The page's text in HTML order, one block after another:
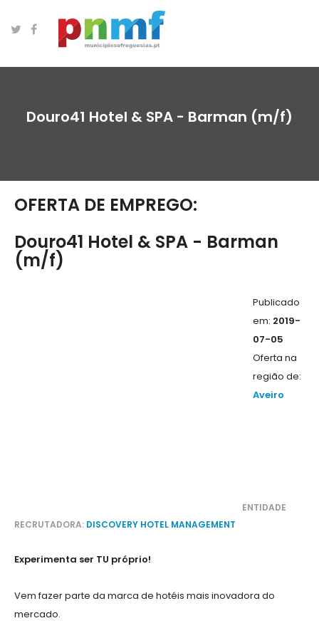
Douro41 Hotel & SPA - Barman (m/f)
OFERTA DE EMPREGO:
Douro41 Hotel & SPA - Barman
(m/f)
Publicado
em: 2019-
07-05
Oferta na
região de:
Aveiro
ENTIDADE
RECRUTADORA: DISCOVERY HOTEL MANAGEMENT
Experimenta ser TU próprio!
Vem fazer parte da marca de hotéis mais inovadora do
mercado.